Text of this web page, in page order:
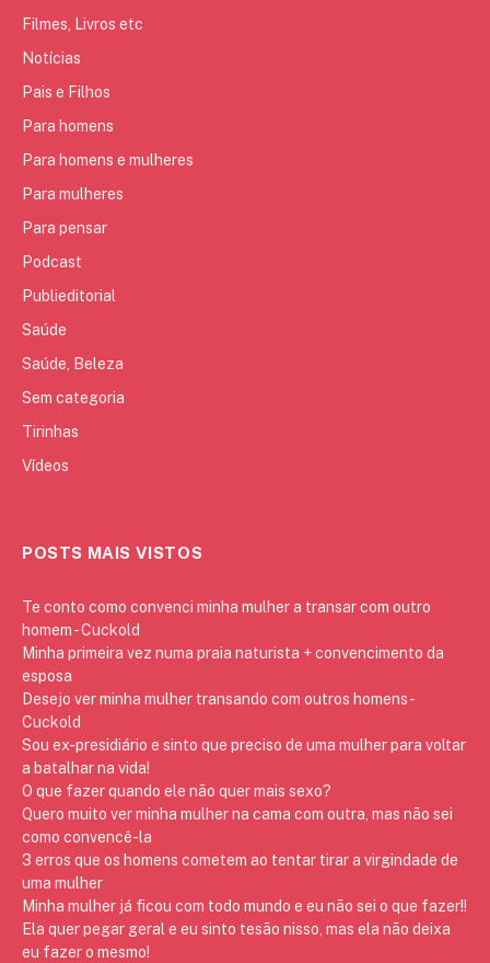
Filmes, Livros etc
Notícias
Pais e Filhos
Para homens
Para homens e mulheres
Para mulheres
Para pensar
Podcast
Publieditorial
Saúde
Saúde, Beleza
Sem categoria
Tirinhas
Vídeos
POSTS MAIS VISTOS
Te conto como convenci minha mulher a transar com outro
homem - Cuckold
Minha primeira vez numa praia naturista + convencimento da
esposa
Desejo ver minha mulher transando com outros homens -
Cuckold
Sou ex-presidiário e sinto que preciso de uma mulher para voltar
a batalhar na vida!
O que fazer quando ele não quer mais sexo?
Quero muito ver minha mulher na cama com outra, mas não sei
como convencê-la
3 erros que os homens cometem ao tentar tirar a virgindade de
uma mulher
Minha mulher já ficou com todo mundo e eu não sei o que fazer!!
Ela quer pegar geral e eu sinto tesão nisso, mas ela não deixa
eu fazer o mesmo!